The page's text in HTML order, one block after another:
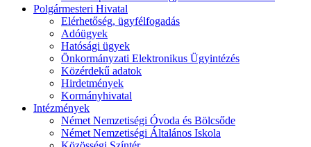
Polgármesteri Hivatal
Elérhetőség, ügyfélfogadás
Adóügyek
Hatósági ügyek
Önkormányzati Elektronikus Ügyintézés
Közérdekű adatok
Hirdetmények
Kormányhivatal
Intézmények
Német Nemzetiségi Óvoda és Bölcsőde
Német Nemzetiségi Általános Iskola